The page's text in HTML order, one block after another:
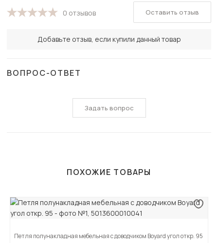
0 отзывов
Добавьте отзыв, если купили данный товар
Оставить отзыв
ВОПРОС-ОТВЕТ
Задать вопрос
ПОХОЖИЕ ТОВАРЫ
Петля полунакладная мебельная с доводчиком Boyard угол откр. 95